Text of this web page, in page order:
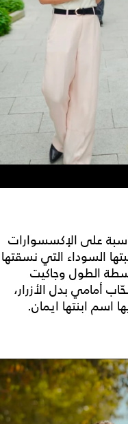
على الإكسسوارات
السوداء التي نسقتها
الطول وجاكيت
أمامي بدل الأزرار،
اسم ابنتها ايمان.